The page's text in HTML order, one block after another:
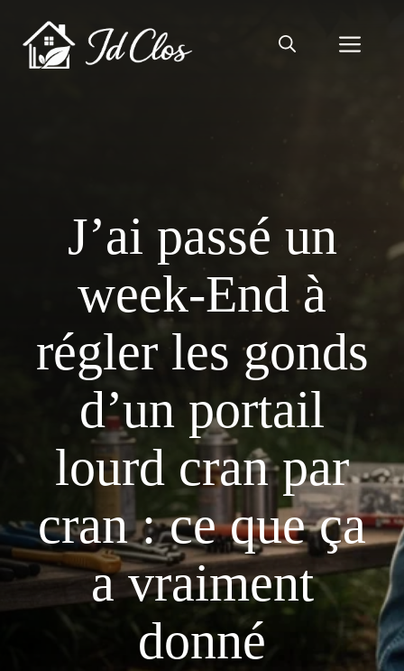
contenu
J’ai passé un
week-End à
régler les gonds
d’un portail
lourd cran par
cran : ce que ça
a vraiment
donné